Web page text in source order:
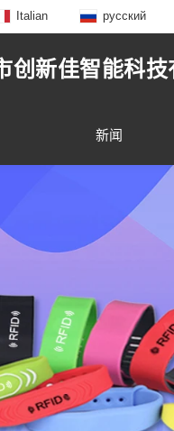
Italian русский
创新佳智能科技
新闻